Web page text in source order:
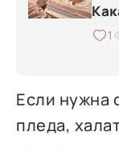
1
Если нужна
пледа,